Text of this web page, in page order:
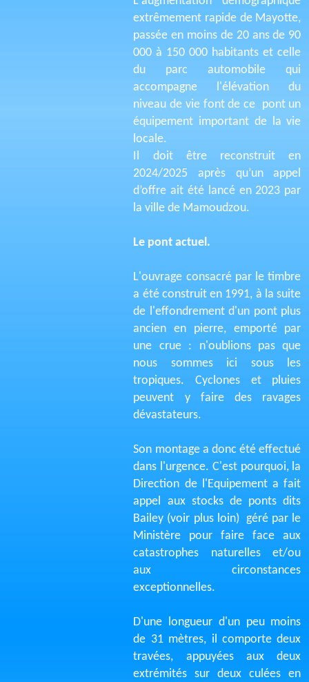
extrêmement rapide de Mayotte,
passée en moins de 20 ans de 90
000 à 150 000 habitants et celle
du parc automobile qui
accompagne l'élévation du
niveau de vie font de ce pont un
équipement important de la vie
locale.
Il doit être reconstruit en
2024/2025 après qu’un appel
d’offre ait été lancé en 2023 par
la ville de Mamoudzou.
Le pont actuel.
L'ouvrage consacré par le timbre
a été construit en 1991, à la suite
de l'effondrement d'un pont plus
ancien en pierre, emporté par
une crue : n'oublions pas que
nous sommes ici sous les
tropiques. Cyclones et pluies
peuvent y faire des ravages
dévastateurs.
Son montage a donc été effectué
dans l'urgence. C'est pourquoi, la
Direction de l'Equipement a fait
appel aux stocks de ponts dits
Bailey (voir plus loin) géré par le
Ministère pour faire face aux
catastrophes naturelles et/ou
aux circonstances
exceptionnelles.
D'une longueur d'un peu moins
de 31 mètres, il comporte deux
travées, appuyées aux deux
extrémités sur deux culées en